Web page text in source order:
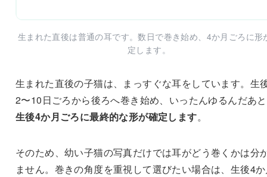
生まれた直後は普通の耳です。数日で巻き始め、4か月ごろに形
定します。
生まれた直後の子猫は、まっすぐな耳をしています。生
2〜10日ごろから後ろへ巻き始め、いったんゆるんだあ
生後4か月ごろに最終的な形が確定します。
そのため、幼い子猫の写真だけでは耳がどう巻くかは分
ません。巻きの角度を重視して選びたい場合は、生後4